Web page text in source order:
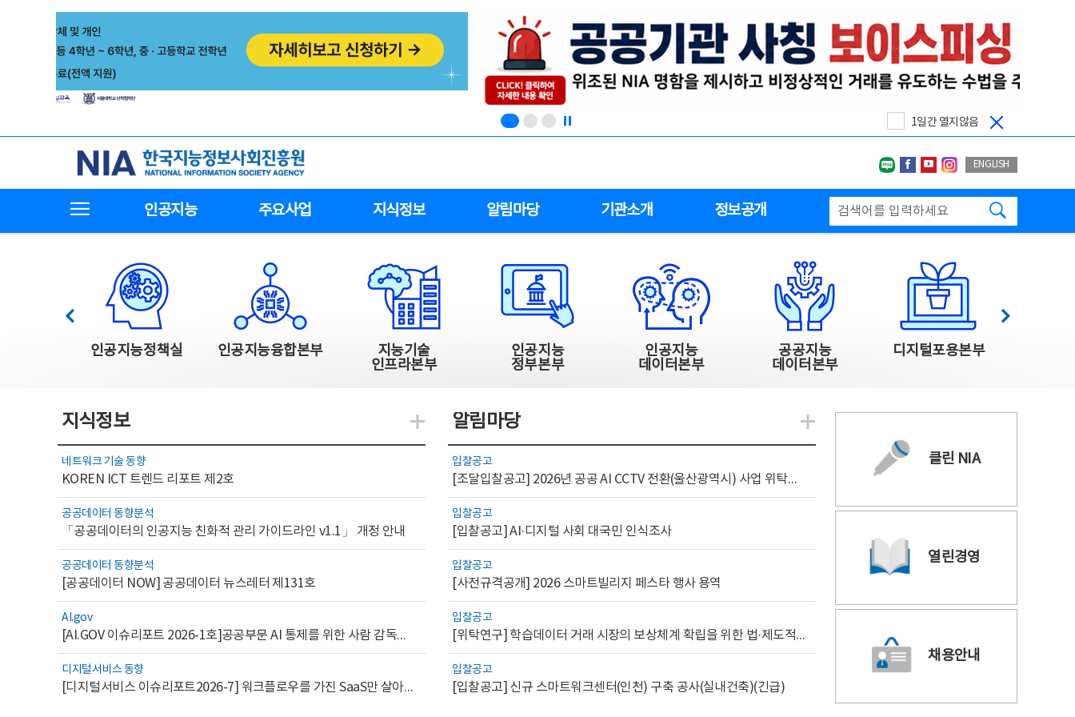
1일간 열지않음
한국지능정보사회진흥원
네이버블로그
페이스북
유투브인스타그랩
ENGLISH
인공지능 주요사업 지식정보 알림마당 기관소개 정보공개
한국지능정보사회진흥원 주요사업
인공지능정책실 인공지능융합본부
지능기술
인프라본부
인공지능
정부본부
인공지능
데이터본부
공공지능
데이터본부
디지털포용본부
이전 다음
지식정보
네트워크 기술 동향
KOREN ICT 트렌드 리포트 제2호
공공데이터 동향분석
「공공데이터의 인공지능 친화적 관리 가이드라인 v1.1」 개정 안내
공공데이터 동향분석
[공공데이터 NOW] 공공데이터 뉴스레터 제131호
AI.gov
[AI.GOV 이슈리포트 2026-1호]공공부문 AI 통제를 위한 사람 감독의 해외 사례 분석 및 시사점
디지털서비스 동향
[디지털서비스 이슈리포트2026-7] 워크플로우를 가진 SaaS만 살아남는다
지식관련 더보기
알림마당
입찰공고
[조달입찰공고] 2026년 공공 AI CCTV 전환(울산광역시) 사업 위탁감리
입찰공고
[입찰공고] AI·디지털 사회 대국민 인식조사
입찰공고
[사전규격공개] 2026 스마트빌리지 페스타 행사 용역
입찰공고
[위탁연구] 학습데이터 거래 시장의 보상체계 확립을 위한 법·제도적 검토 방안 연구
입찰공고
[입찰공고] 신규 스마트워크센터(인천) 구축 공사(실내건축)(긴급)
알림관련 더보기
클린 NIA
열린경영
채용안내